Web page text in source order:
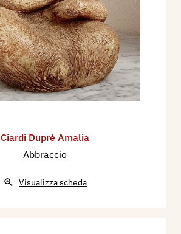
Ciardi Duprè Amalia
Abbraccio
Visualizza scheda